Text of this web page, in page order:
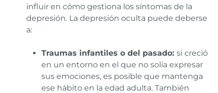
influir en cómo gestiona los síntomas de la
depresión. La depresión oculta puede deberse
a:
Traumas infantiles o del pasado: si creció
en un entorno en el que no solía expresar
sus emociones, es posible que mantenga
ese hábito en la edad adulta. También